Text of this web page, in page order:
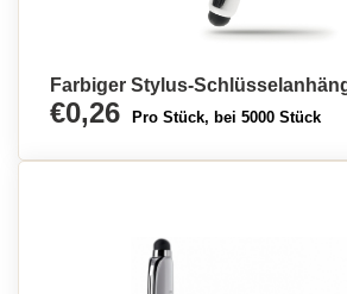
Farbiger Stylus-
€0,26 Pro Stück, bei 5000 Stück